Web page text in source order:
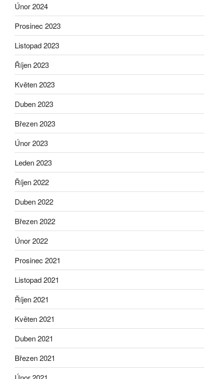
Únor 2024
Prosinec 2023
Listopad 2023
Říjen 2023
Květen 2023
Duben 2023
Březen 2023
Únor 2023
Leden 2023
Říjen 2022
Duben 2022
Březen 2022
Únor 2022
Prosinec 2021
Listopad 2021
Říjen 2021
Květen 2021
Duben 2021
Březen 2021